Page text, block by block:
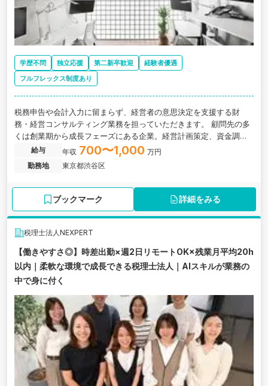
学歴不問 独立応援 第二新卒歓迎
経験者優遇
フルフレックス制度あり
税務申告や会計入力に留まらず、経営者の意思決定を支援する財
務・経営コンサルティング業務を担っていただきます。 顧問先の多
くは創業期から成長フェーズにある企業。経営計画策定、資金調達
支援、キャッシュフロー改善、財務戦略立案など、経営の中枢に関
わる業務に携わることが可能です。 週3リモート・フルフレックス
の柔軟な働き方を実現しながら、税務の枠を超えた高付加価値サー
給与 年収 700〜1,000 万円
勤務地
東京都渋谷区
ブックマーク 詳細をみる
税理士法人NEXPERT
【働きやすさ◎】時差出勤×週2日リモートOK×残業月平均20h
以内｜柔軟な環境で成長できる税理士法人｜AIスキルが業務の
中で身に付く